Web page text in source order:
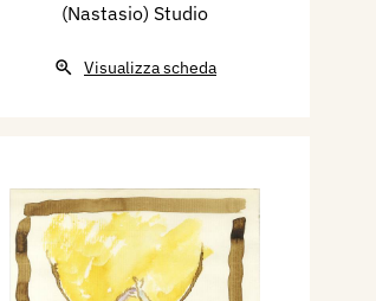
(Nastasio) Studio
Visualizza scheda